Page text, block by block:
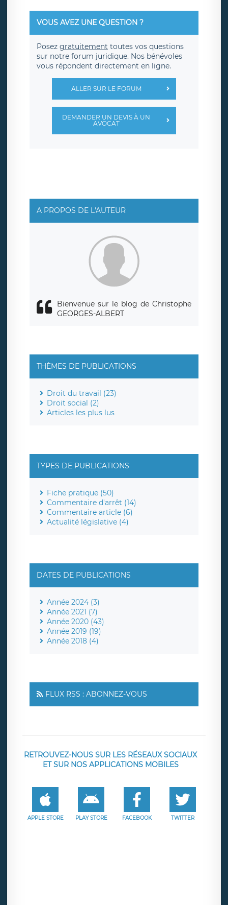
VOUS AVEZ UNE QUESTION ?
Posez gratuitement toutes vos questions
sur notre forum juridique. Nos bénévoles
vous répondent directement en ligne.
ALLER SUR LE FORUM
DEMANDER UN DEVIS À UN
AVOCAT
A PROPOS DE L'AUTEUR
Bienvenue sur le blog de Christophe
GEORGES-ALBERT
THÈMES DE PUBLICATIONS
Droit du travail (23)
Droit social (2)
Articles les plus lus
TYPES DE PUBLICATIONS
Fiche pratique (50)
Commentaire d'arrêt (14)
Commentaire article (6)
Actualité législative (4)
DATES DE PUBLICATIONS
Année 2024 (3)
Année 2021 (7)
Année 2020 (43)
Année 2019 (19)
Année 2018 (4)
FLUX RSS : ABONNEZ-VOUS
RETROUVEZ-NOUS SUR LES RÉSEAUX SOCIAUX
ET SUR NOS APPLICATIONS MOBILES
APPLE STORE PLAY STORE FACEBOOK TWITTER